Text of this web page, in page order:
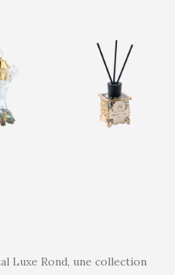
Luxe Rond, une collection